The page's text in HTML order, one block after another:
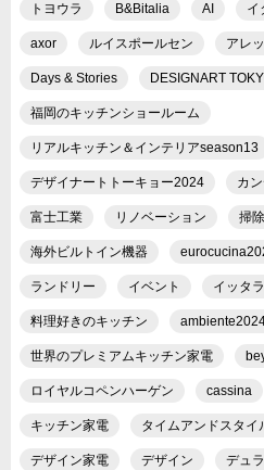
トヨウラ B&Bitalia AI イ
axor ルイスポールセン アレ
Days & Stories DESIGNART
福岡のキッチンショールーム
リアルキッチン＆インテリアseason13
デザイナートトーキョー2024 カ
富士工業 リノベーション 掃
海外ビルトイン機器
ランドリー イベント イッタラ
料理好きのキッチン
世界のプレミアムキッチン家電
ロイヤルコペンハーゲン cassina
キッチン家電 タイムアンドスタイ
デザイン家電 デザイン デュ